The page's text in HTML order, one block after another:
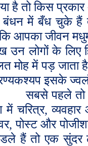
है तो किस
में बँध चुके हैं
आपका जीवन
उन लोगों के लिए
मोह में पड़ जाता
इसके
सबसे पहले
में चरित्र,
, पोस्ट और
हैं तो एक सुंदर